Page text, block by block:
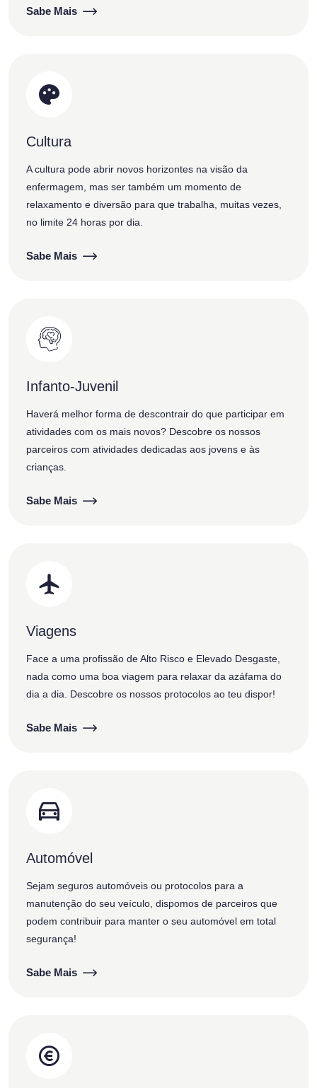
Sabe Mais
Cultura
A cultura pode abrir novos horizontes na visão da
enfermagem, mas ser também um momento de
relaxamento e diversão para que trabalha, muitas vezes,
no limite 24 horas por dia.
Sabe Mais
Infanto-Juvenil
Haverá melhor forma de descontrair do que participar em
atividades com os mais novos? Descobre os nossos
parceiros com atividades dedicadas aos jovens e às
crianças.
Sabe Mais
Viagens
Face a uma profissão de Alto Risco e Elevado Desgaste,
nada como uma boa viagem para relaxar da azáfama do
dia a dia. Descobre os nossos protocolos ao teu dispor!
Sabe Mais
Automóvel
Sejam seguros automóveis ou protocolos para a
manutenção do seu veículo, dispomos de parceiros que
podem contribuir para manter o seu automóvel em total
segurança!
Sabe Mais